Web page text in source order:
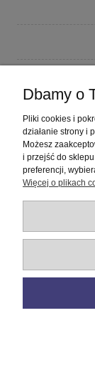
Dbamy o
Pliki cookies i
działanie strony i
Możesz
i przejść do
preferencji,
Więcej o plikach